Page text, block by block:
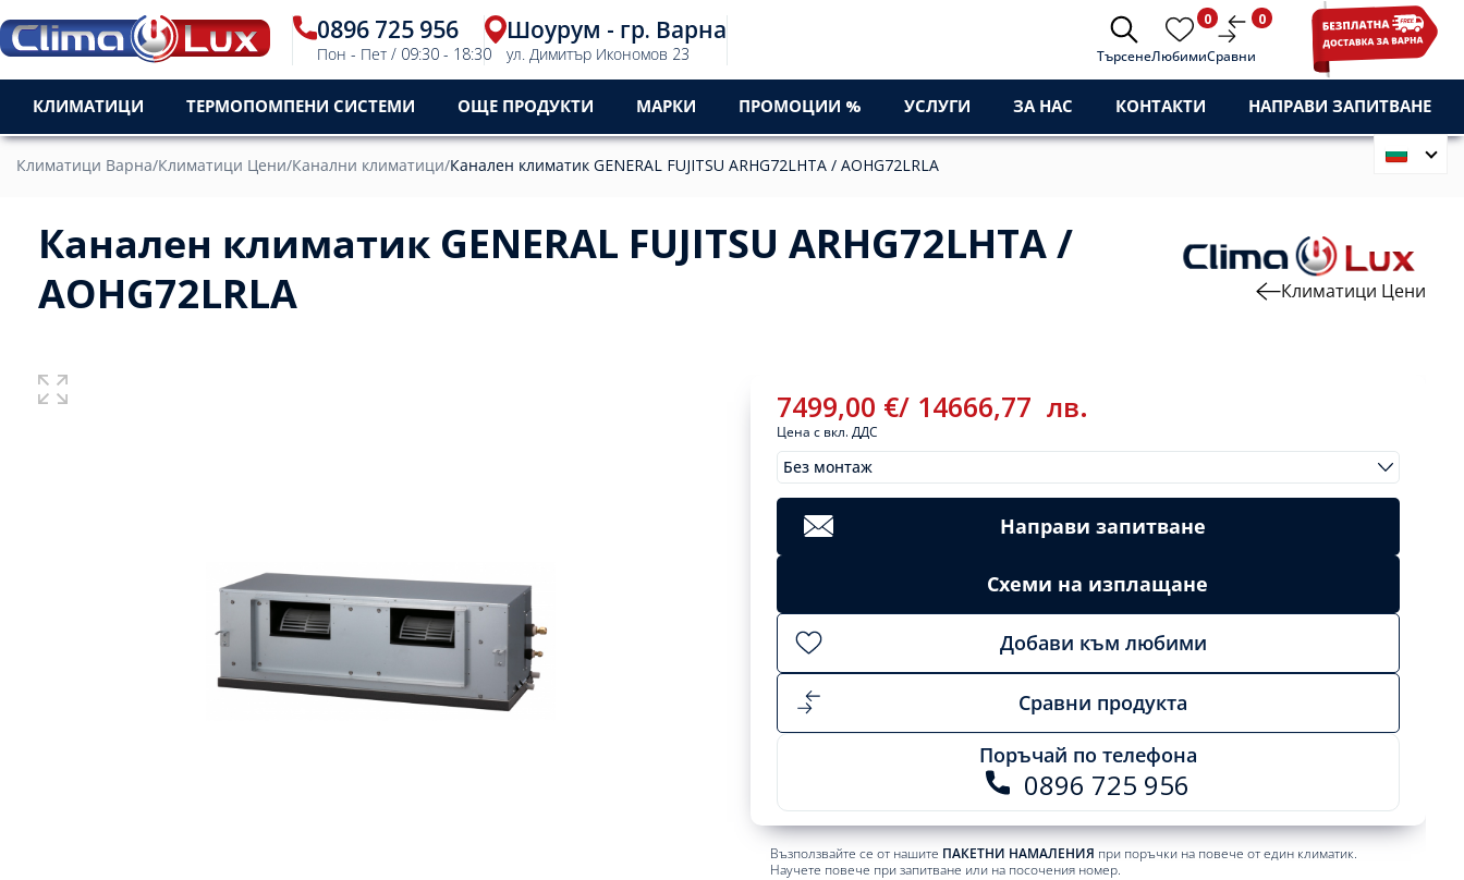
0896 725 956
Пон - Пет / 09:30 - 18:30
Шоурум - гр. Варна
ул. Димитър Икономов 23 ТърсенеЛюбими
0
Сравни
0
КЛИМАТИЦИ ТЕРМОПОМПЕНИ СИСТЕМИ ОЩЕ ПРОДУКТИ МАРКИ ПРОМОЦИИ % УСЛУГИ ЗА НАС КОНТАКТИ НАПРАВИ ЗАПИТВАНЕ
Климатици Варна/Климатици Цени/Канални климатици/Канален климатик GENERAL FUJITSU ARHG72LHTA / AOHG72LRLA
Канален климатик GENERAL FUJITSU ARHG72LHTA /
AOHG72LRLA
Климатици Цени
7499,00 €/ 14666,77 лв.
Цена с вкл. ДДС
Без монтаж
МонтажиClear
7499,00€/
14666,77
Направи запитване
Схеми на изплащане
Добави към любими
Сравни продукта
Поръчай по телефона
0896 725 956
Възползвайте се от нашите ПАКЕТНИ НАМАЛЕНИЯ при поръчки на повече от един климатик.
Научете повече при запитване или на посочения номер.